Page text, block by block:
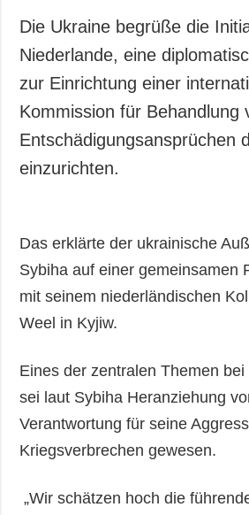
Die Ukraine begrüße die
Niederlande, eine
zur Einrichtung einer
Kommission für Behandlung
Entschädigungsansprüchen
einzurichten.
Das erklärte der ukrainische
Sybiha auf einer gemeinsamen
mit seinem niederländischen
Weel in Kyjiw.
Eines der zentralen Themen
sei laut Sybiha Heranziehung
Verantwortung für seine
Kriegsverbrechen gewesen.
„Wir schätzen hoch die